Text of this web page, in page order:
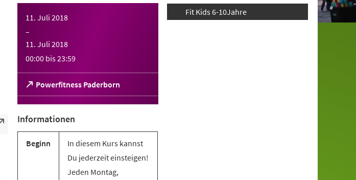
11. Juli 2018
–
11. Juli 2018
00:00 bis23:59
Powerfitness Paderborn
(Öffnet
in
einem
neuen
Tab)
Informationen
Beginn
In diesem Kurs kannst
Du jederzeit einsteigen!
Jeden Montag,
Fit Kids 6-10Jahre